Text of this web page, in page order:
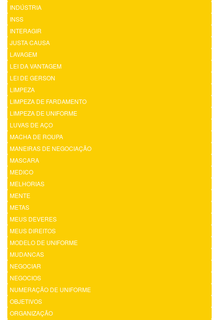
INDÚSTRIA
INSS
INTERAGIR
JUSTA CAUSA
LAVAGEM
LEI DA VANTAGEM
LEI DE GERSON
LIMPEZA
LIMPEZA DE FARDAMENTO
LIMPEZA DE UNIFORME
LUVAS DE AÇO
MACHA DE ROUPA
MANEIRAS DE NEGOCIAÇÃO
MASCARA
MEDICO
MELHORIAS
MENTE
METAS
MEUS DEVERES
MEUS DIREITOS
MODELO DE UNIFORME
MUDANCAS
NEGOCIAR
NEGOCIOS
NUMERAÇÃO DE UNIFORME
OBJETIVOS
ORGANIZAÇÃO